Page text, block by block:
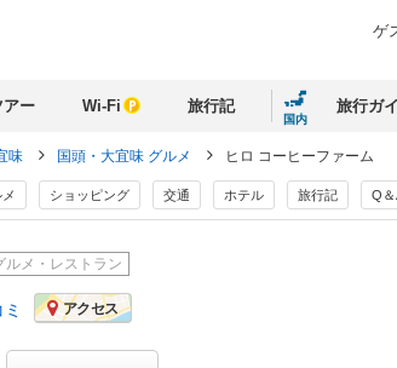
ゲ
アー Wi-Fi 旅行記
国内
旅行ガ
味 国頭・大宜味 グルメ ヒロ コーヒーファーム
ショッピング 交通 ホテル 旅行記 Q
ルメ・レストラン
アクセス